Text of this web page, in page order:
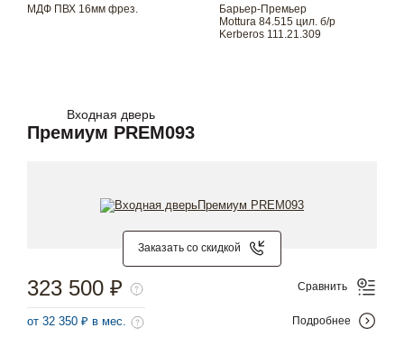
МДФ ПВХ 16мм фрез.
Барьер-Премьер
Mottura 84.515 цил. б/р
Kerberos 111.21.309
Входная дверь
Премиум PREM093
Заказать со скидкой
323 500 ₽
от 32 350 ₽ в мес.
Сравнить
Подробнее